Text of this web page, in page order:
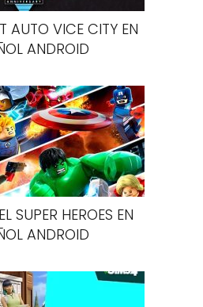
AUTO VICE CITY EN
ANDROID
SUPER HEROES EN
ANDROID